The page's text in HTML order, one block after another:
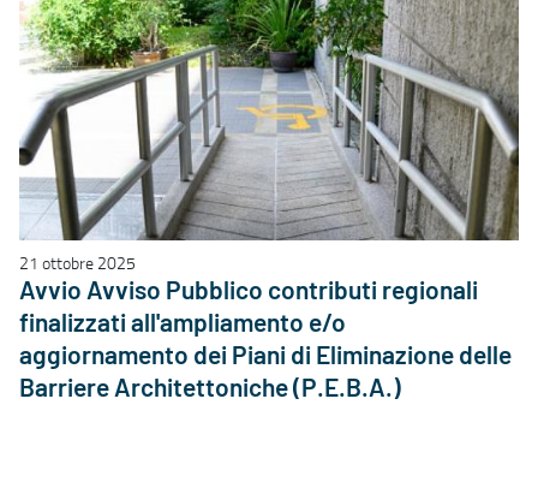
21 ottobre 2025
Avvio Avviso Pubblico contributi regionali
finalizzati all'ampliamento e/o
aggiornamento dei Piani di Eliminazione delle
Barriere Architettoniche (P.E.B.A.)